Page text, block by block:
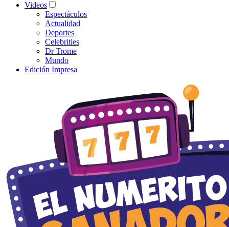
Videos
Espectáculos
Actualidad
Deportes
Celebrities
Dr Trome
Mundo
Edición Impresa